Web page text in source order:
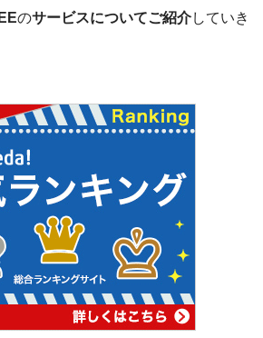
のサービスについてご紹介していき